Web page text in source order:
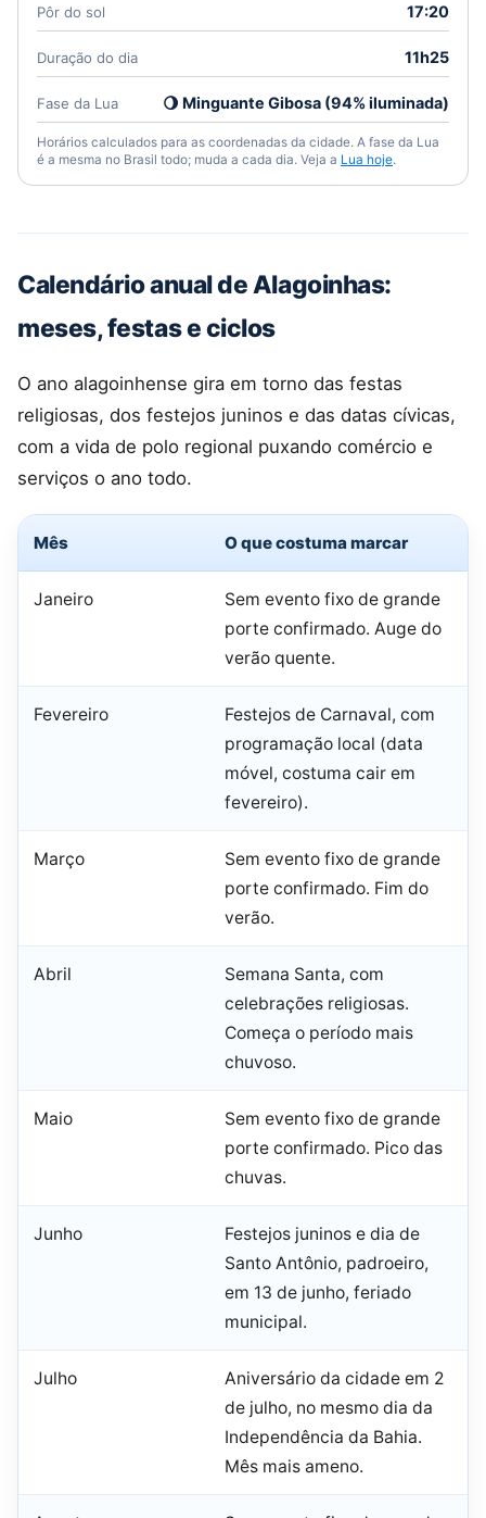
Pôr do sol 17:20
Duração do dia 11h25
Fase da Lua 🌖 Minguante Gibosa (94% iluminada)
Horários calculados para as coordenadas da cidade. A fase da Lua
é a mesma no Brasil todo; muda a cada dia. Veja a Lua hoje.
Calendário anual de Alagoinhas:
meses, festas e ciclos
O ano alagoinhense gira em torno das festas
religiosas, dos festejos juninos e das datas cívicas,
com a vida de polo regional puxando comércio e
serviços o ano todo.
Mês O que costuma marcar
Janeiro
Sem evento fixo de grande
porte confirmado. Auge do
verão quente.
Fevereiro
Festejos de Carnaval, com
programação local (data
móvel, costuma cair em
fevereiro).
Março
Sem evento fixo de grande
porte confirmado. Fim do
verão.
Abril
Semana Santa, com
celebrações religiosas.
Começa o período mais
chuvoso.
Maio
Sem evento fixo de grande
porte confirmado. Pico das
chuvas.
Junho
Festejos juninos e dia de
Santo Antônio, padroeiro,
em 13 de junho, feriado
municipal.
Julho
Aniversário da cidade em 2
de julho, no mesmo dia da
Independência da Bahia.
Mês mais ameno.